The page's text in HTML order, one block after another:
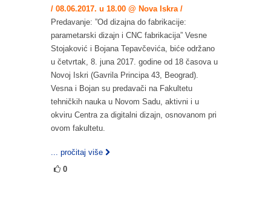
/ 08.06.2017. u 18.00 @ Nova Iskra /
Predavanje: ”Od dizajna do fabrikacije:
parametarski dizajn i CNC fabrikacija” Vesne
Stojaković i Bojana Tepavčevića, biće održano
u četvrtak, 8. juna 2017. godine od 18 časova u
Novoj Iskri (Gavrila Principa 43, Beograd).
Vesna i Bojan su predavači na Fakultetu
tehničkih nauka u Novom Sadu, aktivni i u
okviru Centra za digitalni dizajn, osnovanom pri
ovom fakultetu.
... pročitaj više
0